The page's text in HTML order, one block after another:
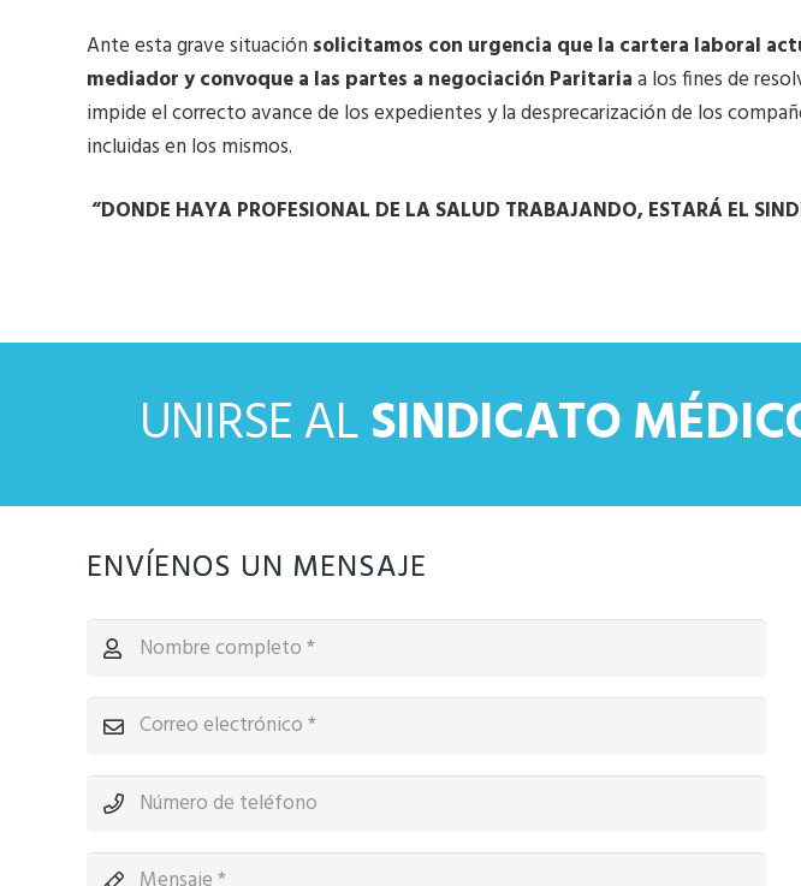
Ante esta grave situación solicitamos con urgencia que la cartera laboral
mediador y convoque a las partes a negociación Paritariaa los fines de
impide el correcto avance de los expedientes y la desprecarización de los
incluidas en los mismos.
“DONDE HAYA PROFESIONAL DE LA SALUD TRABAJANDO, ESTARÁ EL
UNIRSE ALSINDICATO
ENVÍENOS UN MENSAJE